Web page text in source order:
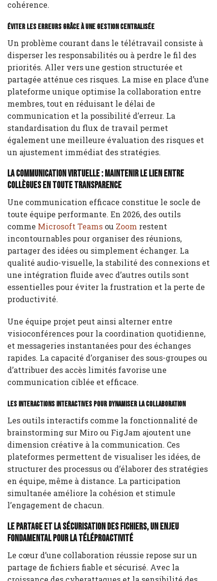
cohérence.
Éviter les erreurs grâce à une gestion centralisée
Un problème courant dans le télétravail consiste à
disperser les responsabilités ou à perdre le fil des
priorités. Aller vers une gestion structurée et
partagée atténue ces risques. La mise en place d’une
plateforme unique optimise la collaboration entre
membres, tout en réduisant le délai de
communication et la possibilité d’erreur. La
standardisation du flux de travail permet
également une meilleure évaluation des risques et
un ajustement immédiat des stratégies.
La communication virtuelle : maintenir le lien entre
collègues en toute transparence
Une communication efficace constitue le socle de
toute équipe performante. En 2026, des outils
comme Microsoft Teams ou Zoom restent
incontournables pour organiser des réunions,
partager des idées ou simplement échanger. La
qualité audio-visuelle, la stabilité des connexions et
une intégration fluide avec d’autres outils sont
essentielles pour éviter la frustration et la perte de
productivité.
Une équipe projet peut ainsi alterner entre
visioconférences pour la coordination quotidienne,
et messageries instantanées pour des échanges
rapides. La capacité d’organiser des sous-groupes ou
d’attribuer des accès limités favorise une
communication ciblée et efficace.
Les interactions interactives pour dynamiser la collaboration
Les outils interactifs comme la fonctionnalité de
brainstorming sur Miro ou FigJam ajoutent une
dimension créative à la communication. Ces
plateformes permettent de visualiser les idées, de
structurer des processus ou d’élaborer des stratégies
en équipe, même à distance. La participation
simultanée améliore la cohésion et stimule
l’engagement de chacun.
Le partage et la sécurisation des fichiers, un enjeu
fondamental pour la téléproactivité
Le cœur d’une collaboration réussie repose sur un
partage de fichiers fiable et sécurisé. Avec la